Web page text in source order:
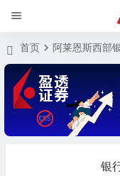
首页 阿莱恩斯西部
银